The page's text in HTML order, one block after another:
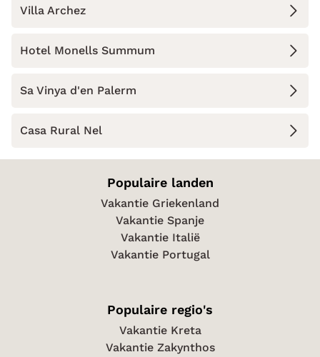
Villa Archez
Hotel Monells Summum
Sa Vinya d'en Palerm
Casa Rural Nel
Populaire landen
Vakantie Griekenland
Vakantie Spanje
Vakantie Italië
Vakantie Portugal
Populaire regio's
Vakantie Kreta
Vakantie Zakynthos